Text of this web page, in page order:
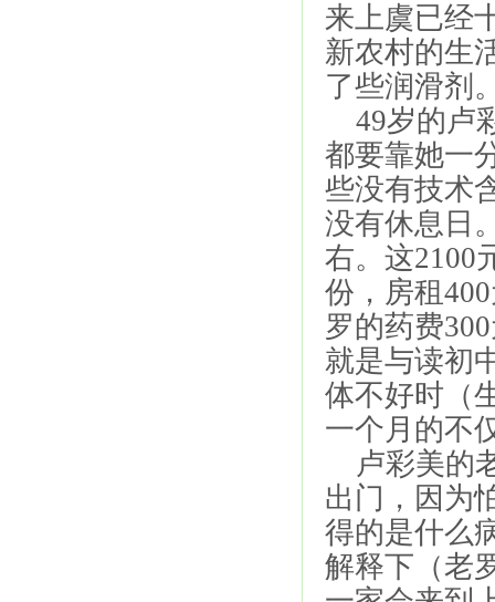
来上虞已经
新农村的生
了些润滑剂
49岁的卢
都要靠她一
些没有技术
没有休息日
右。这2100
份，房租
罗的药费
就是与读初
体不好时（
一个月的不
卢彩美的
出门，因为
得的是什么
解释下（老